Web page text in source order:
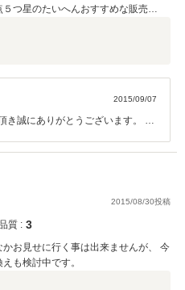
つ星のたいへんおすすめな販売
2015/09/07
き誠にありがとうございます。 い
、店頭でも一番目立つ存在で
幸いです。今後ともよろしくお
2015/08/30投稿
質 : 3
お見せに行く事は出来ませんが、 今
も検討中です。